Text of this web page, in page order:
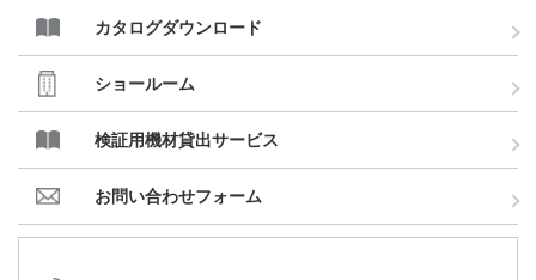
カタログダウンロード
ショールーム
検証用機材貸出サービス
お問い合わせフォーム